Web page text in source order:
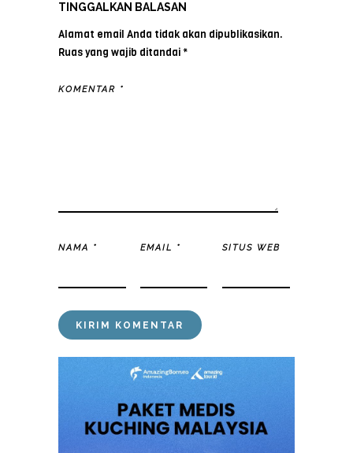
TINGGALKAN BALASAN
Alamat email Anda tidak akan dipublikasikan.
Ruas yang wajib ditandai*
KOMENTAR *
NAMA * EMAIL * SITUS WEB